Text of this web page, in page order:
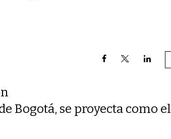
Bogotá, se proyecta como el